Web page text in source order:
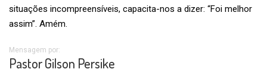
situações incompreensíveis, capacita-nos a dizer: “Foi melhor
assim”. Amém.
Mensagem por:
Pastor Gilson Persike